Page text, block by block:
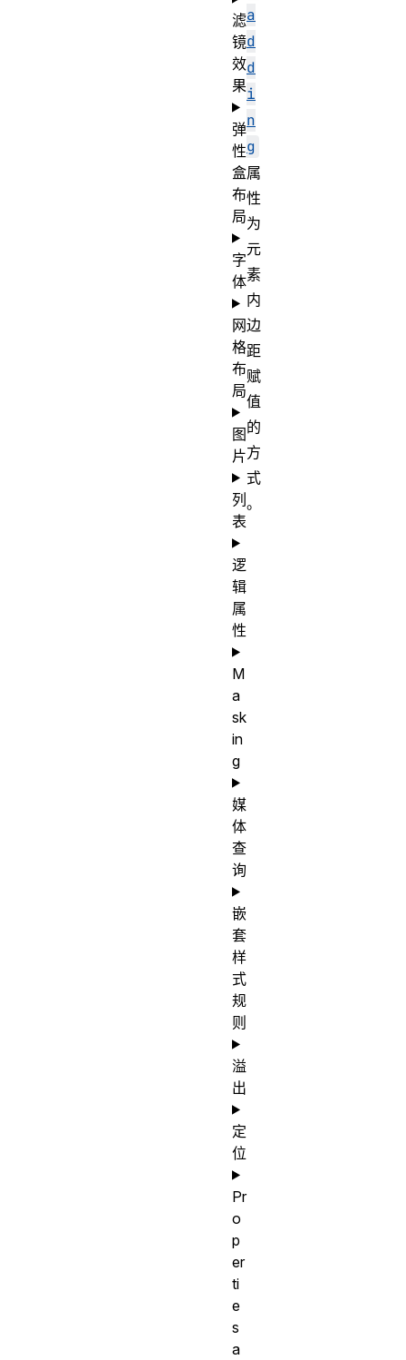
a
d
d
i
n
g
属
性
为
元
素
内
边
距
赋
值
的
方
式
。
滤
镜
效
果
弹
性
盒
布
局
字
体
网
格
布
局
图
片
列
表
逻
辑
属
性
M
a
sk
in
g
媒
体
查
询
嵌
套
样
式
规
则
溢
出
定
位
Pr
o
p
er
ti
e
s
a